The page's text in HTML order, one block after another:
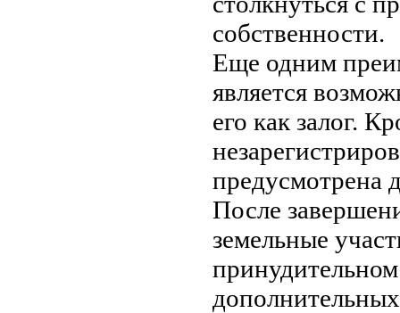
собственности.
Еще одним
является
его как залог.
предусмотрена
После
земельные